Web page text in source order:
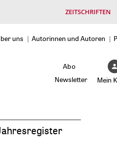
ZEITSCHRIFTEN
uns Autorinnen und Autoren
Abo
Newsletter
Mein